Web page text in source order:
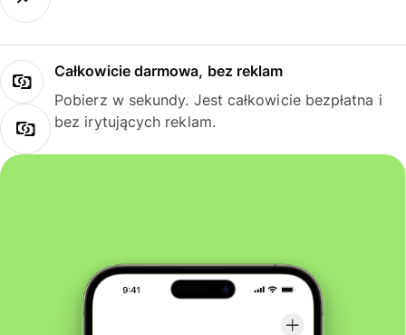
Całkowicie darmowa, bez reklam
Pobierz w sekundy. Jest całkowicie bezpłatna i
bez irytujących reklam.